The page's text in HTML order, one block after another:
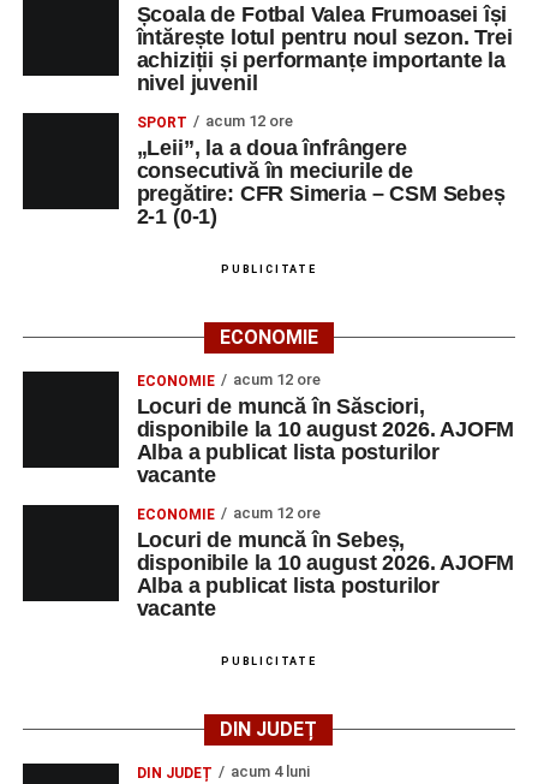
Școala de Fotbal Valea Frumoasei își
întărește lotul pentru noul sezon. Trei
achiziții și performanțe importante la
nivel juvenil
SPORT acum 12 ore
„Leii”, la a doua înfrângere
consecutivă în meciurile de
pregătire: CFR Simeria – CSM Sebeș
2-1 (0-1)
PUBLICITATE
ECONOMIE
ECONOMIE acum 12 ore
Locuri de muncă în Săsciori,
disponibile la 10 august 2026. AJOFM
Alba a publicat lista posturilor
vacante
ECONOMIE acum 12 ore
Locuri de muncă în Sebeș,
disponibile la 10 august 2026. AJOFM
Alba a publicat lista posturilor
vacante
PUBLICITATE
DIN JUDEȚ
DIN JUDEȚ acum 4 luni